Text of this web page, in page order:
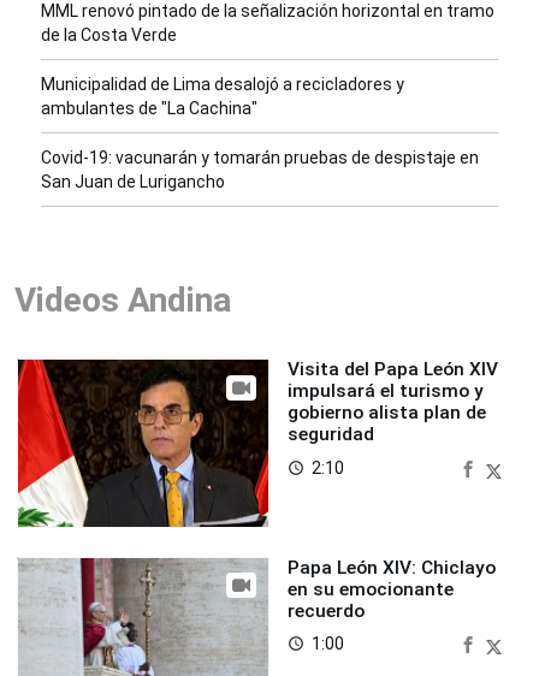
MML renovó pintado de la señalización horizontal en tramo
de la Costa Verde
Municipalidad de Lima desalojó a recicladores y
ambulantes de "La Cachina"
Covid-19: vacunarán y tomarán pruebas de despistaje en
San Juan de Lurigancho
Videos Andina
Visita del Papa León XIV
impulsará el turismo y
gobierno alista plan de
seguridad
access_time 2:10
Papa León XIV: Chiclayo
en su emocionante
recuerdo
access_time 1:00